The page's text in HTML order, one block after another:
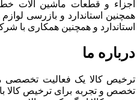
اجزاء و قطعات ماشین آلات خط
همچنین استاندارد و بازرسی
استاندارد و همچنین همکاری با
درباره ما
ترخیص کالا یک فعالیت
تخصص و تجربه برای ترخیص کالا